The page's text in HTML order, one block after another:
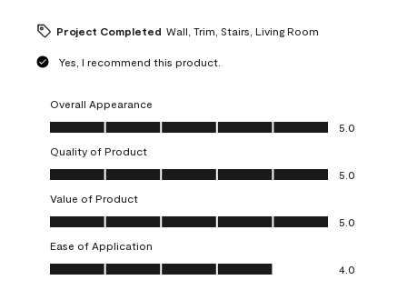
Project Completed Wall, Trim, Stairs, Living Room
Yes, I recommend this product.
Overall Appearance
Overall Appearance, 5.0 out of 5
5.0
Quality of Product
Quality of Product, 5.0 out of 5
5.0
Value of Product
Value of Product, 5.0 out of 5
5.0
Ease of Application
Ease of Application, 4.0 out of 5
4.0